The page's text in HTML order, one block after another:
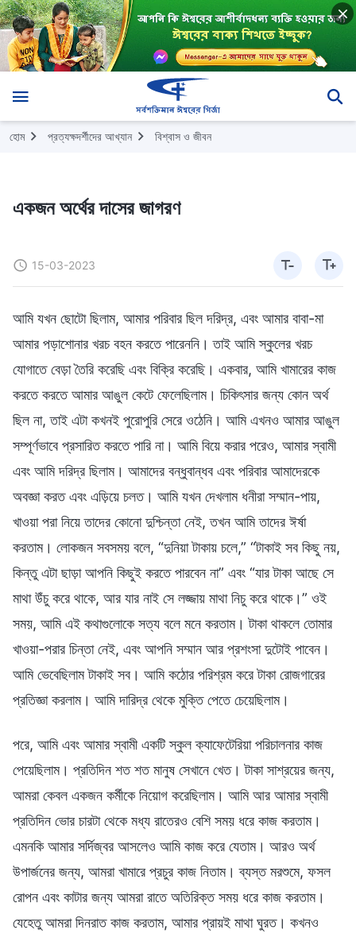
হোম প্রত্যক্ষদর্শীদের আখ্যান বিশ্বাস ও জীবন
একজন অর্থের দাসের জাগরণ
15-03-2023
আমি যখন ছোটো ছিলাম, আমার পরিবার ছিল দরিদ্র, এবং আমার বাবা-মা
আমার পড়াশোনার খরচ বহন করতে পারেননি। তাই আমি স্কুলের খরচ
যোগাতে বেড়া তৈরি করেছি এবং বিক্রি করেছি। একবার, আমি খামারের কাজ
করতে করতে আমার আঙুল কেটে ফেলেছিলাম। চিকিৎসার জন্য কোন অর্থ
ছিল না, তাই এটা কখনই পুরোপুরি সেরে ওঠেনি। আমি এখনও আমার আঙুল
সম্পূর্ণভাবে প্রসারিত করতে পারি না। আমি বিয়ে করার পরেও, আমার স্বামী
এবং আমি দরিদ্র ছিলাম। আমাদের বন্ধুবান্ধব এবং পরিবার আমাদেরকে
অবজ্ঞা করত এবং এড়িয়ে চলত। আমি যখন দেখলাম ধনীরা সম্মান-পায়,
খাওয়া পরা নিয়ে তাদের কোনো দুশ্চিন্তা নেই, তখন আমি তাদের ঈর্ষা
করতাম। লোকজন সবসময় বলে, “দুনিয়া টাকায় চলে,” “টাকাই সব কিছু নয়,
কিন্তু এটা ছাড়া আপনি কিছুই করতে পারবেন না” এবং “যার টাকা আছে সে
মাথা উঁচু করে থাকে, আর যার নাই সে লজ্জায় মাথা নিচু করে থাকে।” ওই
সময়, আমি এই কথাগুলোকে সত্য বলে মনে করতাম। টাকা থাকলে তোমার
খাওয়া-পরার চিন্তা নেই, এবং আপনি সম্মান আর প্রশংসা দুটোই পাবেন।
আমি ভেবেছিলাম টাকাই সব। আমি কঠোর পরিশ্রম করে টাকা রোজগারের
প্রতিজ্ঞা করলাম। আমি দারিদ্র থেকে মুক্তি পেতে চেয়েছিলাম।
পরে, আমি এবং আমার স্বামী একটি স্কুল ক্যাফেটেরিয়া পরিচালনার কাজ
পেয়েছিলাম। প্রতিদিন শত শত মানুষ সেখানে খেত। টাকা সাশ্রয়ের জন্য,
আমরা কেবল একজন কর্মীকে নিয়োগ করেছিলাম। আমি আর আমার স্বামী
প্রতিদিন ভোর চারটা থেকে মধ্য রাতেরও বেশি সময় ধরে কাজ করতাম।
এমনকি আমার সর্দিজ্বর আসলেও আমি কাজ করে যেতাম। আরও অর্থ
উপার্জনের জন্য, আমরা খামারে প্রচুর কাজ নিতাম। ব্যস্ত মরশুমে, ফসল
রোপন এবং কাটার জন্য আমরা রাতে অতিরিক্ত সময় ধরে কাজ করতাম।
যেহেতু আমরা দিনরাত কাজ করতাম, আমার প্রায়ই মাথা ঘুরত। কখনও